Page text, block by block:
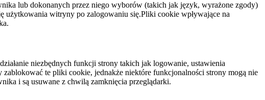
lub dokonanych przez niego wyborów (takich jak język, wyrażone zgody)
użytkowania witryny po zalogowaniu się.Pliki cookie wpływające na
niezbędnych funkcji strony takich jak logowanie, ustawienia
te pliki cookie, jednakże niektóre funkcjonalności strony mogą nie
i są usuwane z chwilą zamknięcia przeglądarki.